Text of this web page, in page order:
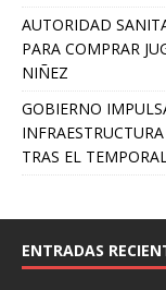
AUTORIDAD
PARA COMPRAR
NIÑEZ
GOBIERNO
TRAS EL
ENTRADAS